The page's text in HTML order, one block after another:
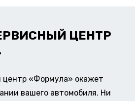
ЦЕНТР
центр «Формула» окажет
вашего автомобиля. Ни